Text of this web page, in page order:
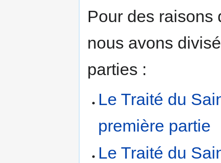
Pour des raisons
nous avons
parties :
Le Traité du
première partie
Le Traité du